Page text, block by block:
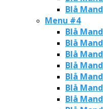
Blå
Menu #4
Blå
Blå
Blå
Blå
Blå
Blå
Blå